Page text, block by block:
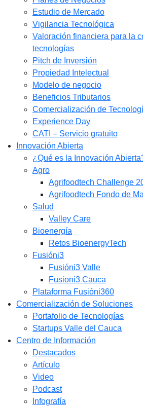
Estudio de Mercado​
Vigilancia Tecnológica
Valoración financiera para la
tecnologías
Pitch de Inversión
Propiedad Intelectual
Modelo de negocio
Beneficios Tributarios
Comercialización de
Experience Day
CATI – Servicio gratuito
Innovación Abierta
¿Qué es la Innovación
Agro
Agrifoodtech Challenge
Agrifoodtech Fondo de
Salud
Valley Care
Bioenergía
Retos BioenergyTech
Fusióni3
Fusióni3 Valle
Fusioni3 Cauca
Plataforma Fusióni360
Comercialización de Soluciones
Portafolio de Tecnologías
Startups Valle del Cauca
Centro de Información
Destacados
Artículo
Video
Podcast
Infografía